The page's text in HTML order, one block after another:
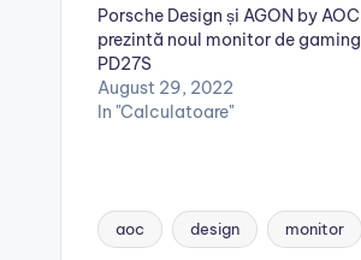
Porsche Design și AGON by AOC
prezintă noul monitor de gaming
PD27S
August 29, 2022
In "Calculatoare"
Tags:
aoc design monitor